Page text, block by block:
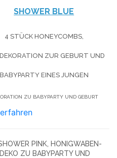
SHOWER BLUE
4 STÜCK HONEYCOMBS,
ZUR GEBURT UND
BABYPARTY EINES JUNGEN
ZU BABYPARTY UND GEBURT
PINK, HONIGWABEN-
ZU BABYPARTY UND